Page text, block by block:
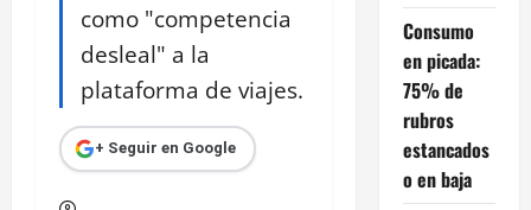
como "competencia
desleal" a la
plataforma de viajes.
+ Seguir en Google
Consumo
en picada:
75% de
rubros
estancados
o en baja